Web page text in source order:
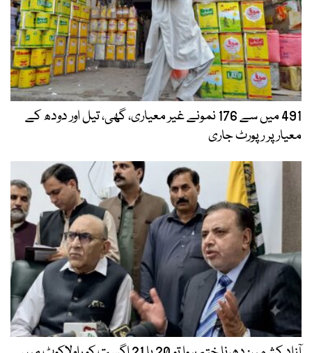
491 میں سے 176 نمونے غیر معیاری، گھی، تیل اور دودھ کے
معیار پر رپورٹ جاری